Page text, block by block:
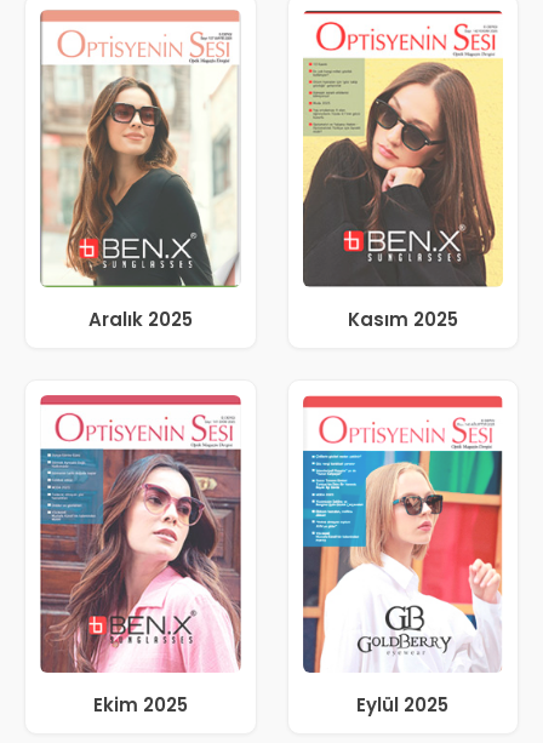
Aralık 2025 Kasım 2025
Ekim 2025 Eylül 2025